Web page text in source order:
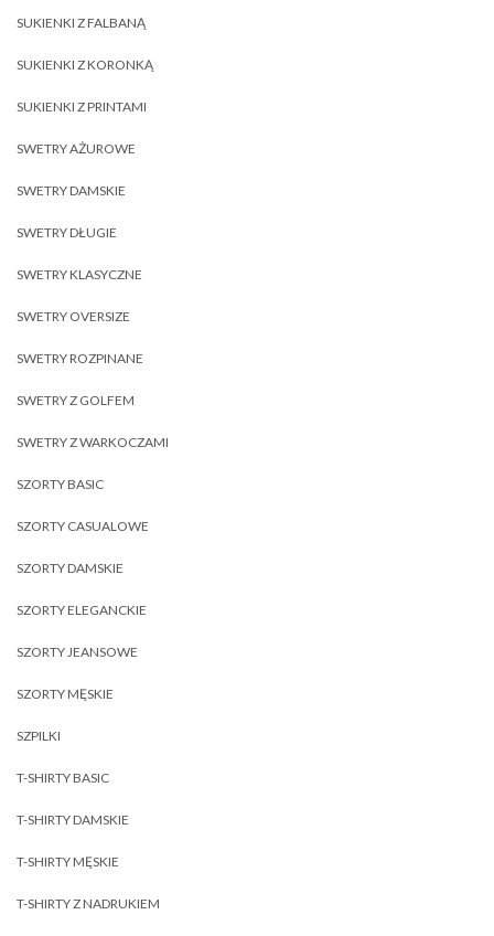
SUKIENKI Z FALBANĄ
SUKIENKI Z KORONKĄ
SUKIENKI Z PRINTAMI
SWETRY AŻUROWE
SWETRY DAMSKIE
SWETRY DŁUGIE
SWETRY KLASYCZNE
SWETRY OVERSIZE
SWETRY ROZPINANE
SWETRY Z GOLFEM
SWETRY Z WARKOCZAMI
SZORTY BASIC
SZORTY CASUALOWE
SZORTY DAMSKIE
SZORTY ELEGANCKIE
SZORTY JEANSOWE
SZORTY MĘSKIE
SZPILKI
T-SHIRTY BASIC
T-SHIRTY DAMSKIE
T-SHIRTY MĘSKIE
T-SHIRTY Z NADRUKIEM